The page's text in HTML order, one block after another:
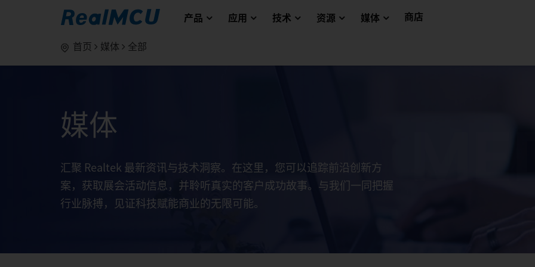
产品 应用 技术 资源 媒体 商店
首页 媒体 全部
媒体
汇聚 Realtek 最新资讯与技术洞察。在这里，您可以追踪前沿创新方
案，获取展会活动信息，并聆听真实的客户成功故事。与我们一同把握
行业脉搏，见证科技赋能商业的无限可能。